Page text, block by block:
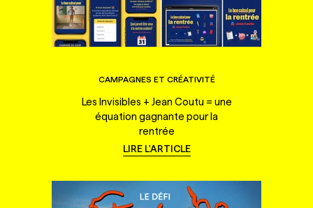
CAMPAGNES ET CRÉATIVITÉ
Les Invisibles + Jean Coutu = une
équation gagnante pour la
rentrée
LIRE L'ARTICLE